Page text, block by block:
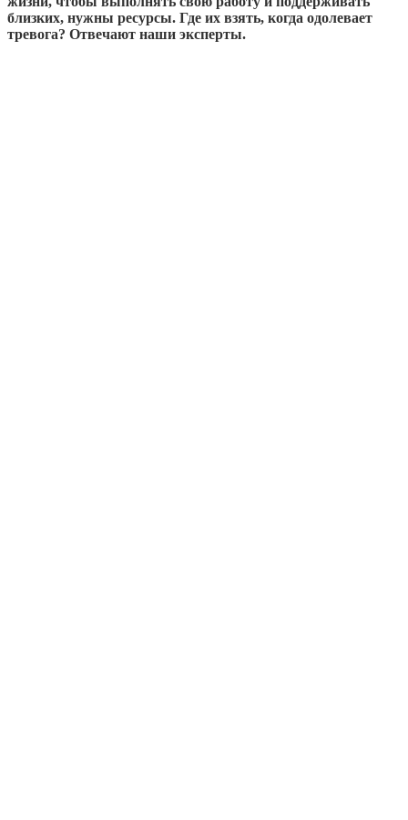
близких, нужны ресурсы. Где их взять, когда одолевает
тревога? Отвечают наши эксперты.